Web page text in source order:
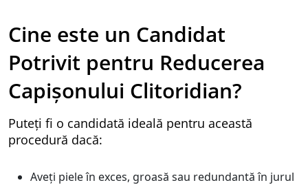
Cine este un Candidat
Potrivit pentru Reducerea
Capișonului Clitoridian?
Puteți fi o candidată ideală pentru această
procedură dacă:
Aveți piele în exces, groasă sau redundantă în jurul